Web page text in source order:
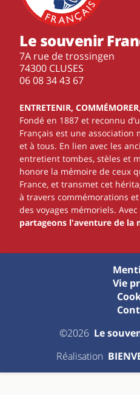
Le souvenir
7A rue de trossingen
74300 CLUSES
‭06 08 34 43 67‬
ENTRETENIR,
Fondé en 1887 et reconnu
Français est une association
et à tous. En lien avec les
entretient tombes, stèles et
honore la mémoire de ceux
France, et transmet cet
à travers commémorations
des voyages mémoriels.
partageons l'aventure de la
©2026 Le
Vie
Réalisation